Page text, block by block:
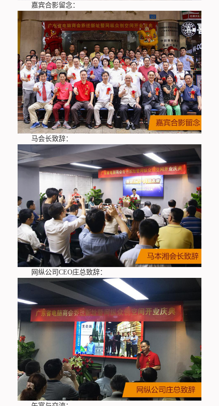
嘉宾合影留念：
马会长致辞：
网纵公司CEO庄总致辞：